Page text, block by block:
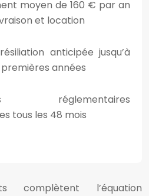
moyen de 160 € par an
et location
anticipée jusqu’à
années
réglementaires
tous les 48 mois
complètent l’équation